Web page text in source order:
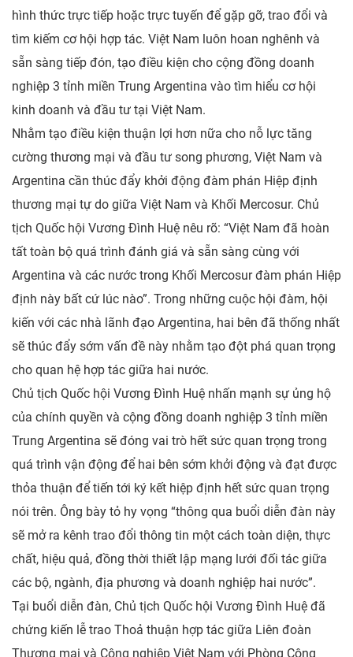
hình thức trực tiếp hoặc trực tuyến để gặp gỡ, trao đổi và
tìm kiếm cơ hội hợp tác. Việt Nam luôn hoan nghênh và
sẵn sàng tiếp đón, tạo điều kiện cho cộng đồng doanh
nghiệp 3 tỉnh miền Trung Argentina vào tìm hiểu cơ hội
kinh doanh và đầu tư tại Việt Nam.
Nhằm tạo điều kiện thuận lợi hơn nữa cho nỗ lực tăng
cường thương mại và đầu tư song phương, Việt Nam và
Argentina cần thúc đẩy khởi động đàm phán Hiệp định
thương mại tự do giữa Việt Nam và Khối Mercosur. Chủ
tịch Quốc hội Vương Đình Huệ nêu rõ: “Việt Nam đã hoàn
tất toàn bộ quá trình đánh giá và sẵn sàng cùng với
Argentina và các nước trong Khối Mercosur đàm phán Hiệp
định này bất cứ lúc nào”. Trong những cuộc hội đàm, hội
kiến với các nhà lãnh đạo Argentina, hai bên đã thống nhất
sẽ thúc đẩy sớm vấn đề này nhằm tạo đột phá quan trọng
cho quan hệ hợp tác giữa hai nước.
Chủ tịch Quốc hội Vương Đình Huệ nhấn mạnh sự ủng hộ
của chính quyền và cộng đồng doanh nghiệp 3 tỉnh miền
Trung Argentina sẽ đóng vai trò hết sức quan trọng trong
quá trình vận động để hai bên sớm khởi động và đạt được
thỏa thuận để tiến tới ký kết hiệp định hết sức quan trọng
nói trên. Ông bày tỏ hy vọng “thông qua buổi diễn đàn này
sẽ mở ra kênh trao đổi thông tin một cách toàn diện, thực
chất, hiệu quả, đồng thời thiết lập mạng lưới đối tác giữa
các bộ, ngành, địa phương và doanh nghiệp hai nước”.
Tại buổi diễn đàn, Chủ tịch Quốc hội Vương Đình Huệ đã
chứng kiến lễ trao Thoả thuận hợp tác giữa Liên đoàn
Thương mại và Công nghiệp Việt Nam với Phòng Công